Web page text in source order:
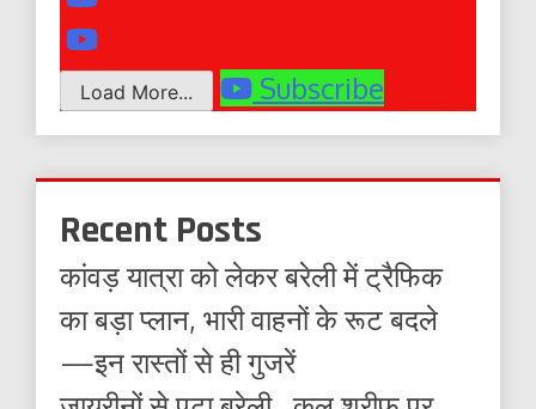
Load More... Subscribe
Recent Posts
कांवड़ यात्रा को लेकर बरेली में ट्रैफिक
का बड़ा प्लान, भारी वाहनों के रूट बदले
—इन रास्तों से ही गुजरें